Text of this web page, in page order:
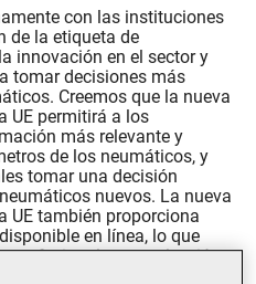
con las instituciones
de la etiqueta de
innovación en el sector y
tomar decisiones más
Creemos que la nueva
UE permitirá a los
más relevante y
de los neumáticos, y
tomar una decisión
nuevos. La nueva
UE también proporciona
en línea, lo que
profesionales una elección